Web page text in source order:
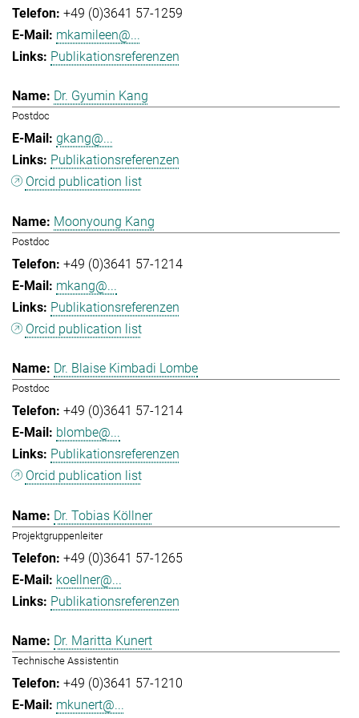
+49 (0)3641 57-1259
mkamileen@...
Publikationsreferenzen
Dr. Gyumin Kang
Postdoc
gkang@...
Publikationsreferenzen
Orcid publication list
Moonyoung Kang
Postdoc
+49 (0)3641 57-1214
mkang@...
Publikationsreferenzen
Orcid publication list
Dr. Blaise Kimbadi Lombe
Postdoc
+49 (0)3641 57-1214
blombe@...
Publikationsreferenzen
Orcid publication list
Dr. Tobias Köllner
Projektgruppenleiter
+49 (0)3641 57-1265
koellner@...
Publikationsreferenzen
Dr. Maritta Kunert
Technische Assistentin
+49 (0)3641 57-1210
mkunert@...